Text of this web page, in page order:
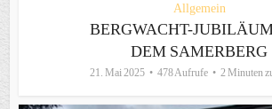
Allgemein
BERGWACHT-
DEM SAMERBERG
21. Mai 2025 478 Aufrufe 2 Minuten